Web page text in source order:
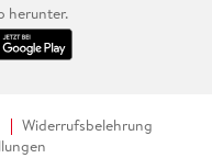
herunter.
Widerrufsbelehrung